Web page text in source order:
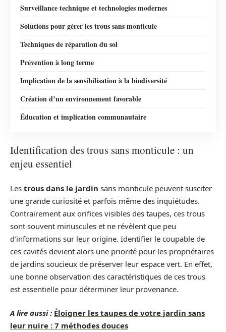
Surveillance technique et technologies modernes
Solutions pour gérer les trous sans monticule
Techniques de réparation du sol
Prévention à long terme
Implication de la sensibilisation à la biodiversité
Création d’un environnement favorable
Éducation et implication communautaire
Identification des trous sans monticule : un
enjeu essentiel
Les trous dans le jardin sans monticule peuvent susciter
une grande curiosité et parfois même des inquiétudes.
Contrairement aux orifices visibles des taupes, ces trous
sont souvent minuscules et ne révèlent que peu
d’informations sur leur origine. Identifier le coupable de
ces cavités devient alors une priorité pour les propriétaires
de jardins soucieux de préserver leur espace vert. En effet,
une bonne observation des caractéristiques de ces trous
est essentielle pour déterminer leur provenance.
A lire aussi : Éloigner les taupes de votre jardin sans
leur nuire : 7 méthodes douces